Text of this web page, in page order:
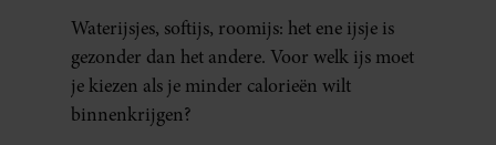
Waterijsjes, softijs, roomijs: het ene ijsje is
gezonder dan het andere. Voor welk ijs moet
je kiezen als je minder calorieën wilt
binnenkrijgen?